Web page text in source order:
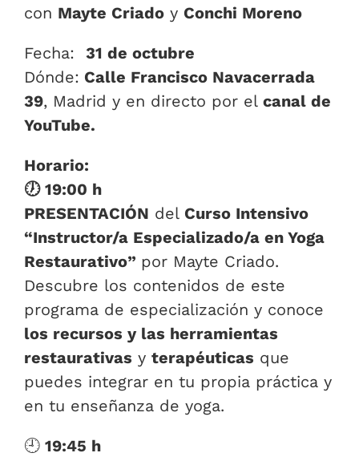
con Mayte Criado y Conchi Moreno
Fecha: 31 de octubre
Dónde: Calle Francisco Navacerrada
39, Madrid y en directo por el canal de
YouTube.
Horario:
🕖 19:00 h
PRESENTACIÓN del Curso Intensivo
“Instructor/a Especializado/a en Yoga
Restaurativo” por Mayte Criado.
Descubre los contenidos de este
programa de especialización y conoce
los recursos y las herramientas
restaurativas y terapéuticas que
puedes integrar en tu propia práctica y
en tu enseñanza de yoga.
🕘 19:45 h